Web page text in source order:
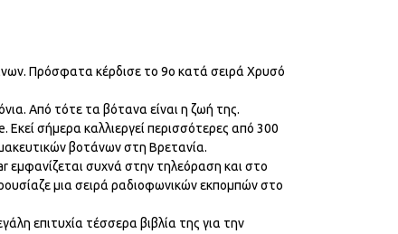
Πρόσφατα κέρδισε το 9ο κατά σειρά Χρυσό
Από τότε τα βότανα είναι η ζωή της.
σήμερα καλλιεργεί περισσότερες από 300
βοτάνων στη Βρετανία.
εμφανίζεται συχνά στην τηλεόραση και στο
μια σειρά ραδιοφωνικών εκπομπών στο
επιτυχία τέσσερα βιβλία της για την